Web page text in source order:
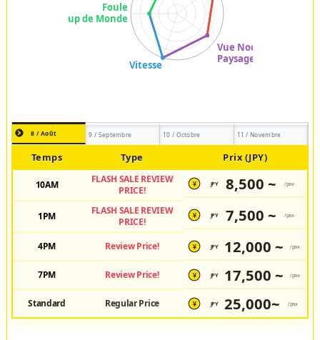
8 / Août 9 / Septembre 10 / Octobre 11 / Novembre
Temps Type Prix (JPY)
10AM
FLASH SALE REVIEW
PRICE!
¥ JPY 8,500 ~ /pax
1PM
FLASH SALE REVIEW
PRICE!
¥ JPY 7,500 ~ /pax
4PM Review Price! ¥ JPY 12,000 ~ /pax
7PM Review Price! ¥ JPY 17,500 ~ /pax
Standard Regular Price ¥ JPY 25,000~ /pax